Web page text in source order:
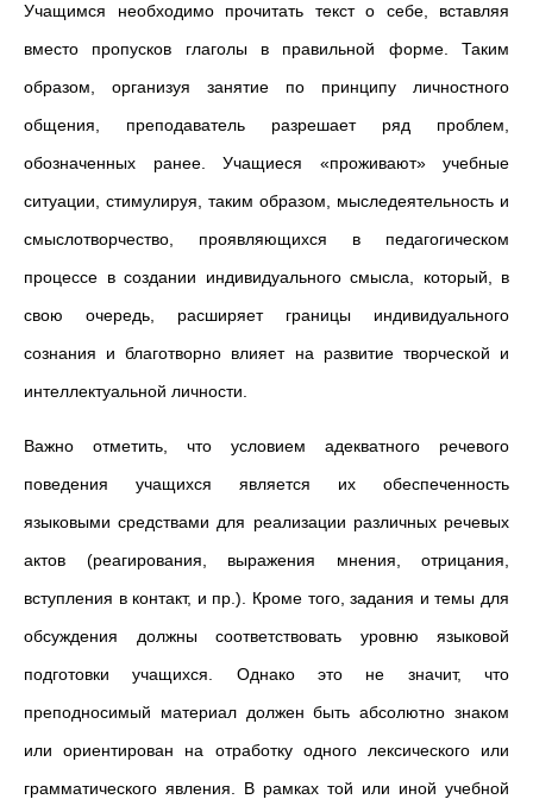
Учащимся необходимо прочитать текст о себе, вставляя
вместо пропусков глаголы в правильной форме. Таким
образом, организуя занятие по принципу личностного
общения, преподаватель разрешает ряд проблем,
обозначенных ранее. Учащиеся «проживают» учебные
ситуации, стимулируя, таким образом, мыследеятельность и
смыслотворчество, проявляющихся в педагогическом
процессе в создании индивидуального смысла, который, в
свою очередь, расширяет границы индивидуального
сознания и благотворно влияет на развитие творческой и
интеллектуальной личности.
Важно отметить, что условием адекватного речевого
поведения учащихся является их обеспеченность
языковыми средствами для реализации различных речевых
актов (реагирования, выражения мнения, отрицания,
вступления в контакт, и пр.). Кроме того, задания и темы для
обсуждения должны соответствовать уровню языковой
подготовки учащихся. Однако это не значит, что
преподносимый материал должен быть абсолютно знаком
или ориентирован на отработку одного лексического или
грамматического явления. В рамках той или иной учебной